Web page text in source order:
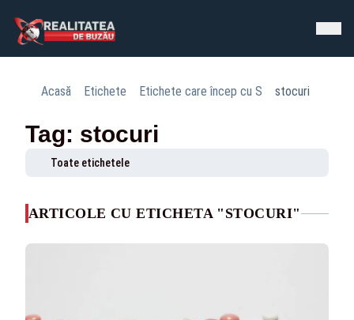
Acasă Etichete Etichete care încep cu S stocuri
Tag: stocuri
Toate etichetele
ARTICOLE CU ETICHETA "STOCURI"